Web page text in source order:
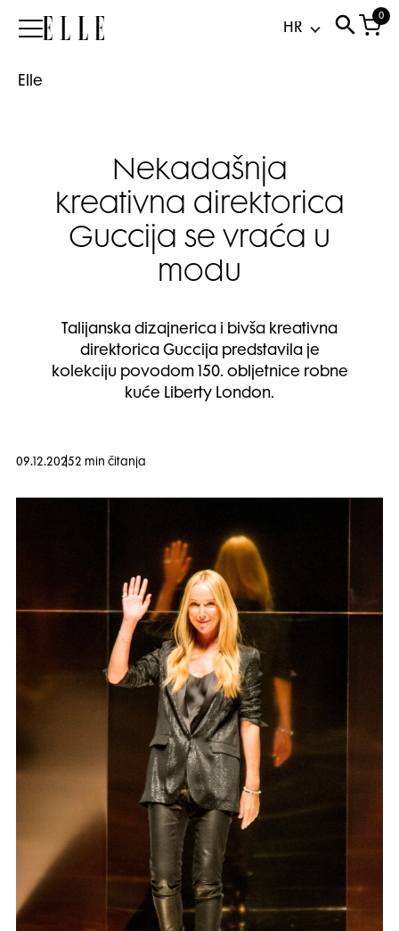
Elle
0
Elle
Nekadašnja
kreativna direktorica
Guccija se vraća u
modu
Talijanska dizajnerica i bivša kreativna
direktorica Guccija predstavila je
kolekciju povodom 150. obljetnice robne
kuće Liberty London.
09.12.20252 min čitanja